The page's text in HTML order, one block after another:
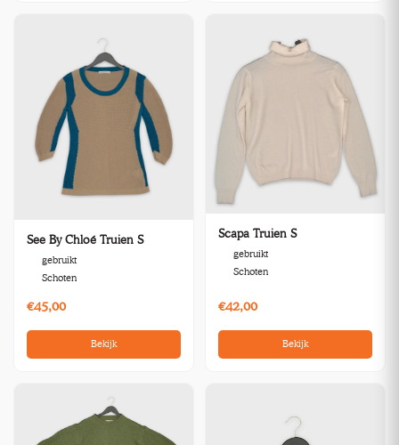
See By Chloé Truien S
gebruikt
Schoten
€45,00
Bekijk
Scapa Truien S
gebruikt
Schoten
€42,00
Bekijk